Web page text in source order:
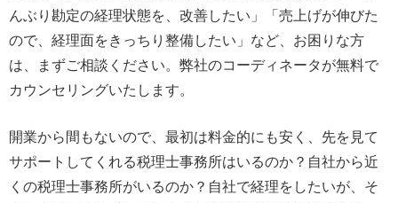
んぶり勘定の経理状態を、改善したい」「売上げが伸びた
ので、経理面をきっちり整備したい」など、お困りな方
は、まずご相談ください。弊社のコーディネータが無料で
カウンセリングいたします。
開業から間もないので、最初は料金的にも安く、先を見て
サポートしてくれる税理士事務所はいるのか？自社から近
くの税理士事務所がいるのか？自社で経理をしたいが、そ